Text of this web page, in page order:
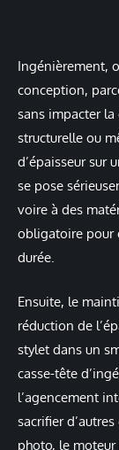
Ingénièrement,
conception,
sans impacter
structurelle ou
d’épaisseur sur
se pose
voire à des
obligatoire pour
durée.
Ensuite, le
réduction de
stylet dans un
casse-tête
l’agencement
sacrifier
photo, le